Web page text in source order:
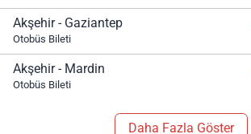
Akşehir - Gaziantep
Otobüs Bileti
Akşehir - Mardin
Otobüs Bileti
Daha Fazla Göster